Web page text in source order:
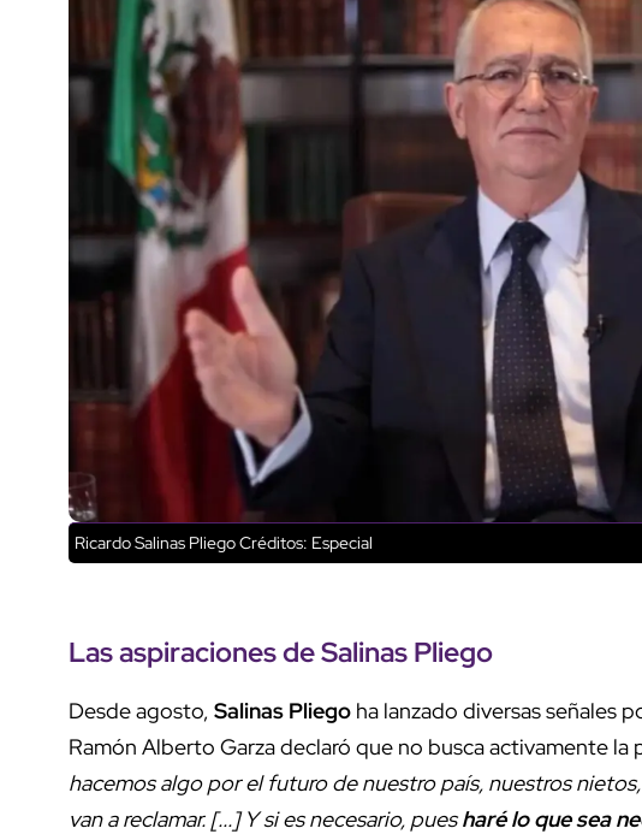
Ricardo Salinas PliegoCréditos: Especial
Las aspiraciones de Salinas Pliego
Desde agosto, Salinas Pliego ha lanzado diversas señales
Ramón Alberto Garza declaró que no busca activamente la
hacemos algo por el futuro de nuestro país, nuestros
van a reclamar. [...] Y si es necesario, puesharé lo que sea